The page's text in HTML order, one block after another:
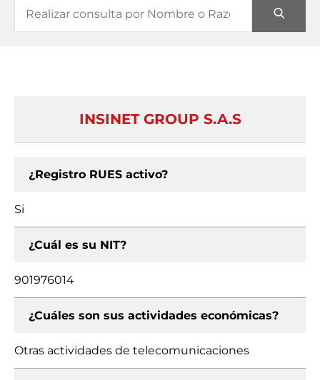
INSINET GROUP S.A.S
¿Registro RUES activo?
Si
¿Cuál es su NIT?
901976014
¿Cuáles son sus actividades económicas?
Otras actividades de telecomunicaciones